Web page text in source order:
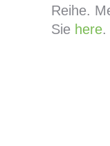
Reihe.
Sie here.